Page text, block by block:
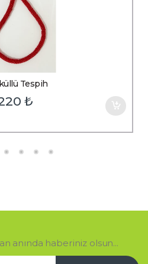
Tespih
₺
anında haberiniz olsun...